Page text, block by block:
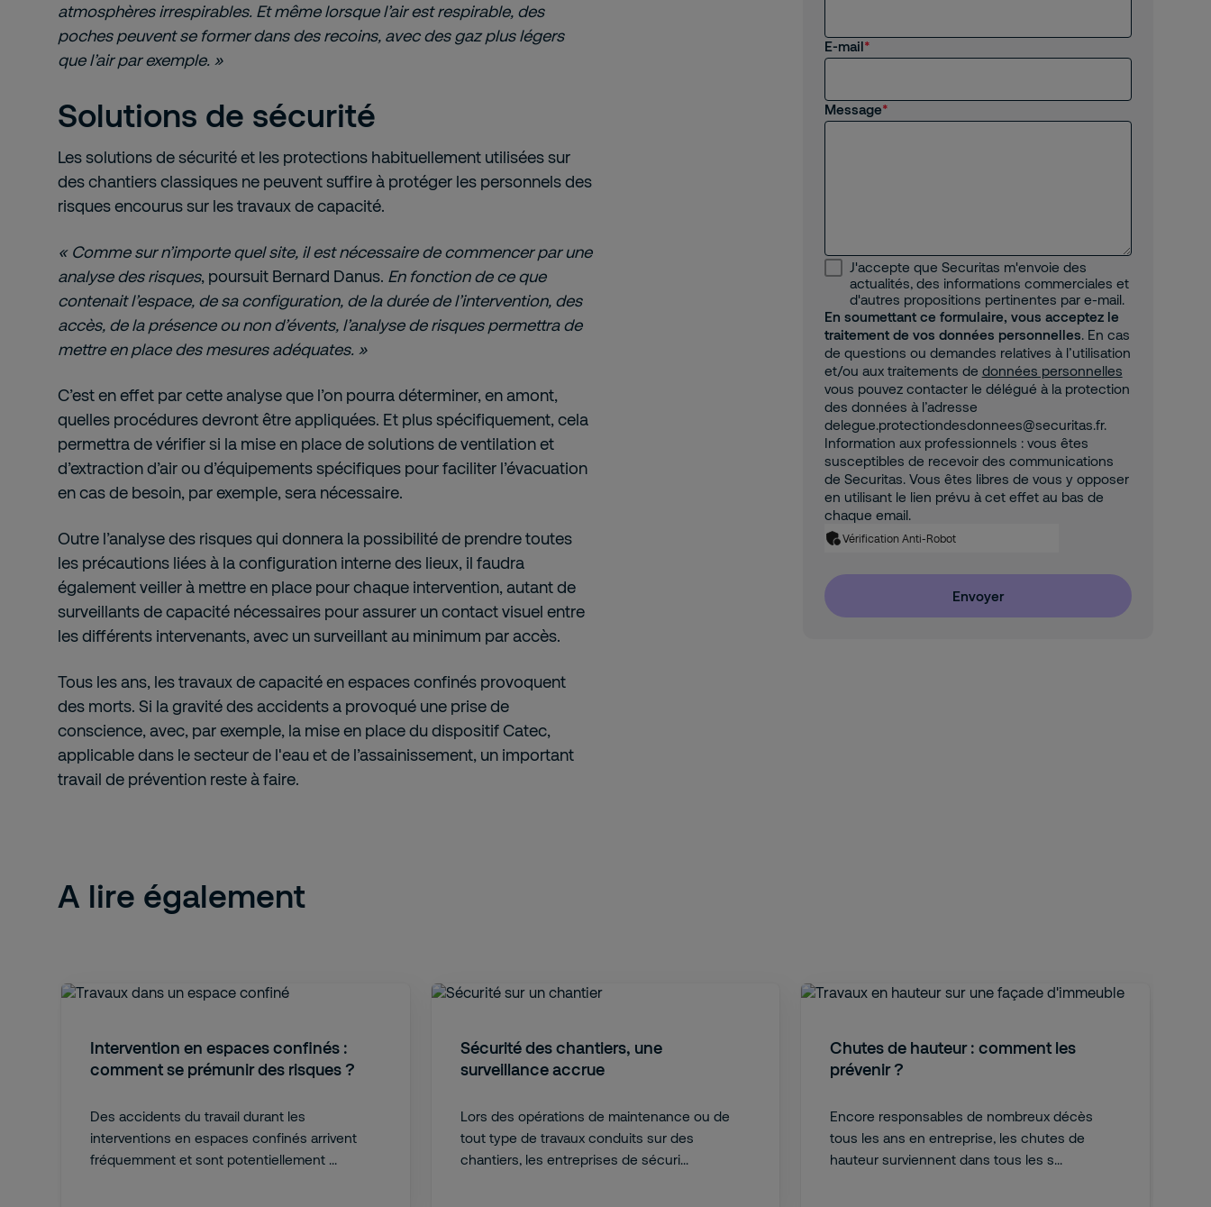
atmosphères irrespirables. Et même lorsque l’air est respirable, des
poches peuvent se former dans des recoins, avec des gaz plus légers
que l’air par exemple. »
Solutions de sécurité
Les solutions de sécurité et les protections habituellement utilisées sur
des chantiers classiques ne peuvent suffire à protéger les personnels des
risques encourus sur les travaux de capacité.
« Comme sur n’importe quel site, il est nécessaire de commencer par une
analyse des risques, poursuit Bernard Danus. En fonction de ce que
contenait l’espace, de sa configuration, de la durée de l’intervention, des
accès, de la présence ou non d’évents, l’analyse de risques permettra de
mettre en place des mesures adéquates. »
C’est en effet par cette analyse que l’on pourra déterminer, en amont,
quelles procédures devront être appliquées. Et plus spécifiquement, cela
permettra de vérifier si la mise en place de solutions de ventilation et
d’extraction d’air ou d’équipements spécifiques pour faciliter l’évacuation
en cas de besoin, par exemple, sera nécessaire.
Outre l’analyse des risques qui donnera la possibilité de prendre toutes
les précautions liées à la configuration interne des lieux, il faudra
également veiller à mettre en place pour chaque intervention, autant de
surveillants de capacité nécessaires pour assurer un contact visuel entre
les différents intervenants, avec un surveillant au minimum par accès.
Tous les ans, les travaux de capacité en espaces confinés provoquent
des morts. Si la gravité des accidents a provoqué une prise de
conscience, avec, par exemple, la mise en place du dispositif Catec,
applicable dans le secteur de l'eau et de l’assainissement, un important
travail de prévention reste à faire.
E-mail
Message
J'accepte que Securitas m'envoie des
actualités, des informations commerciales et
d'autres propositions pertinentes par e-mail.
En soumettant ce formulaire, vous acceptez le
traitement de vos données personnelles. En cas
de questions ou demandes relatives à l’utilisation
et/ou aux traitements de données personnelles
vous pouvez contacter le délégué à la protection
des données à l’adresse
delegue.protectiondesdonnees@securitas.fr.
Information aux professionnels : vous êtes
susceptibles de recevoir des communications
de Securitas. Vous êtes libres de vous y opposer
en utilisant le lien prévu à cet effet au bas de
chaque email.
Vérification Anti-Robot
Envoyer
A lire également
Intervention en espaces confinés :
comment se prémunir des risques ?
Des accidents du travail durant les
interventions en espaces confinés arrivent
fréquemment et sont potentiellement ...
Sécurité des chantiers, une
surveillance accrue
Lors des opérations de maintenance ou de
tout type de travaux conduits sur des
chantiers, les entreprises de sécuri...
Chutes de hauteur : comment les
prévenir ?
Encore responsables de nombreux décès
tous les ans en entreprise, les chutes de
hauteur surviennent dans tous les s...